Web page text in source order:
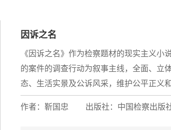
因诉之名
《因诉之名》作为检察题材的现实主义
的案件的调查行动为叙事主线，全面、立
态、生活实景及公诉风采，维护公平正义
作者：靳国忠 出版社：中国检察出版